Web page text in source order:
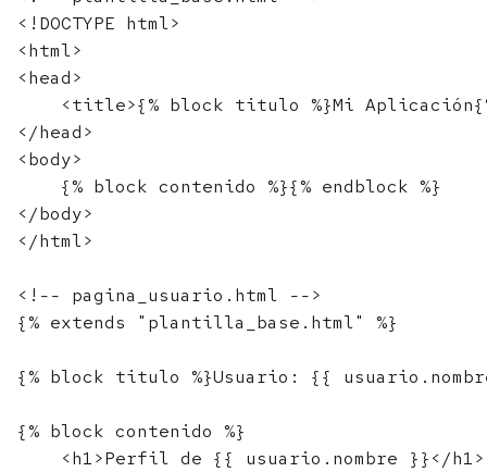
<!DOCTYPE html>
<html>
<head>
<title>{% block titulo %}Mi
</head>
<body>
    {% block contenido %}{% endblock %}
</body>
</html>
<!-- pagina_usuario.html -->
{% extends "plantilla_base.html" %}
{% block titulo %}Usuario: {{
{% block contenido %}
    <h1>Perfil de {{ usuario.nombre }}</h1>